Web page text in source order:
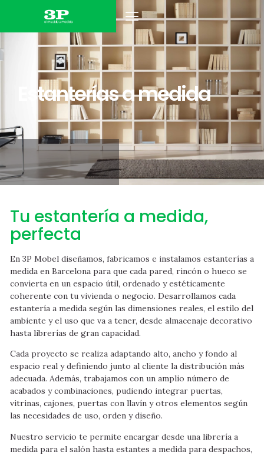
Estanterías a medida
Tu estantería a medida,
perfecta
En 3P Mobel diseñamos, fabricamos e instalamos estanterías a
medida en Barcelona para que cada pared, rincón o hueco se
convierta en un espacio útil, ordenado y estéticamente
coherente con tu vivienda o negocio. Desarrollamos cada
estantería a medida según las dimensiones reales, el estilo del
ambiente y el uso que va a tener, desde almacenaje decorativo
hasta librerías de gran capacidad.
Cada proyecto se realiza adaptando alto, ancho y fondo al
espacio real y definiendo junto al cliente la distribución más
adecuada. Además, trabajamos con un amplio número de
acabados y combinaciones, pudiendo integrar puertas,
vitrinas, cajones, puertas con llavín y otros elementos según
las necesidades de uso, orden y diseño.
Nuestro servicio te permite encargar desde una librería a
medida para el salón hasta estantes a medida para despachos,